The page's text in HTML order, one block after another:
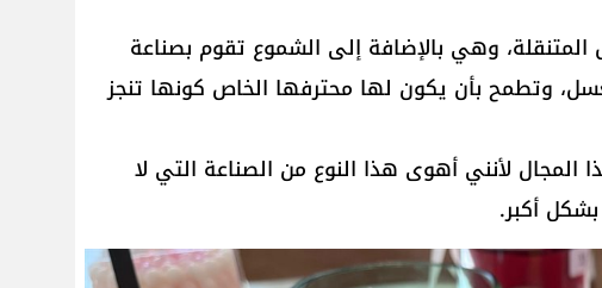
وهي بالإضافة إلى الشموع تقوم بصناعة
وتطمح بأن يكون لها محترفها الخاص كونها تنجز
لأنني أهوى هذا النوع من الصناعة التي لا
أكبر.